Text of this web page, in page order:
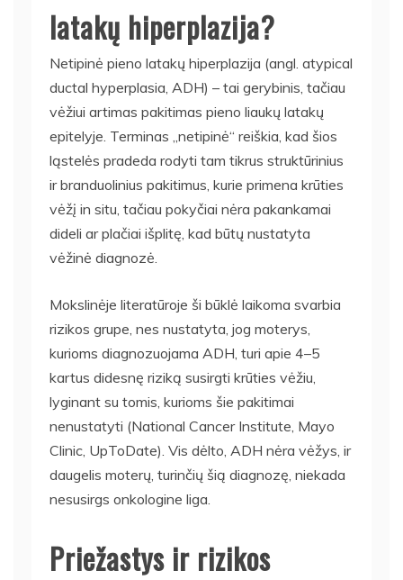
latakų hiperplazija?
Netipinė pieno latakų hiperplazija (angl. atypical
ductal hyperplasia, ADH) – tai gerybinis, tačiau
vėžiui artimas pakitimas pieno liaukų latakų
epitelyje. Terminas „netipinė“ reiškia, kad šios
ląstelės pradeda rodyti tam tikrus struktūrinius
ir branduolinius pakitimus, kurie primena krūties
vėžį in situ, tačiau pokyčiai nėra pakankamai
dideli ar plačiai išplitę, kad būtų nustatyta
vėžinė diagnozė.
Mokslinėje literatūroje ši būklė laikoma svarbia
rizikos grupe, nes nustatyta, jog moterys,
kurioms diagnozuojama ADH, turi apie 4–5
kartus didesnę riziką susirgti krūties vėžiu,
lyginant su tomis, kurioms šie pakitimai
nenustatyti (National Cancer Institute, Mayo
Clinic, UpToDate). Vis dėlto, ADH nėra vėžys, ir
daugelis moterų, turinčių šią diagnozę, niekada
nesusirgs onkologine liga.
Priežastys ir rizikos